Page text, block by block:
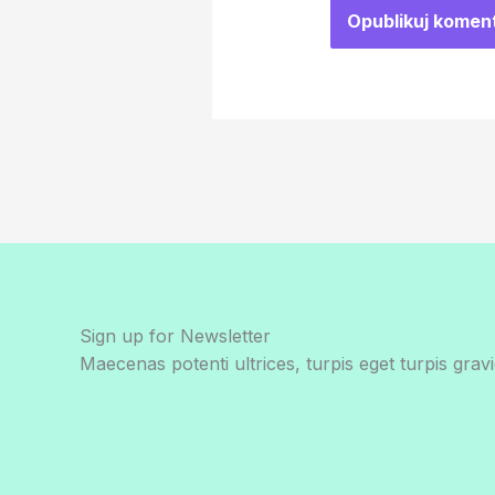
Sign up for Newsletter
Maecenas potenti ultrices, turpis eget turpis